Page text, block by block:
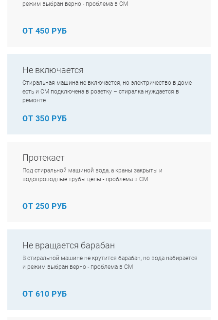
режим выбран верно - проблема в СМ
ОТ 450 РУБ
Не включается
Стиральная машина не включается, но электричество в доме
есть и СМ подключена в розетку – стиралка нуждается в
ремонте
ОТ 350 РУБ
Протекает
Под стиральной машиной вода, а краны закрыты и
водопроводные трубы целы - проблема в СМ
ОТ 250 РУБ
Не вращается барабан
В стиральной машине не крутится барабан, но вода набирается
и режим выбран верно - проблема в СМ
ОТ 610 РУБ